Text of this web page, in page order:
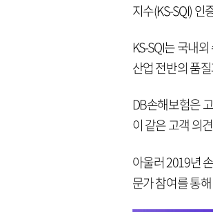
지수(KS-SQI) 인
KS-SQI는 국내
산업 전반의 품
DB손해보험은
이 같은 고객 의
아울러 2019년
문가 참여를 통